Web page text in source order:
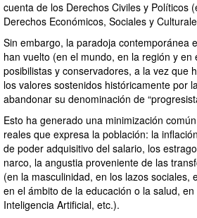
cuenta de los Derechos Civiles y Políticos
Derechos Económicos, Sociales y
Sin embargo, la paradoja contemporánea
han vuelto (en el mundo, en la región y
posibilistas y conservadores, a la vez que
los valores sostenidos históricamente por
abandonar su denominación de
Esto ha generado una minimización
reales que expresa la población: la
de poder adquisitivo del salario, los
narco, la angustia proveniente de las
(en la masculinidad, en los lazos sociales,
en el ámbito de la educación o la salud,
Inteligencia Artificial, etc.).